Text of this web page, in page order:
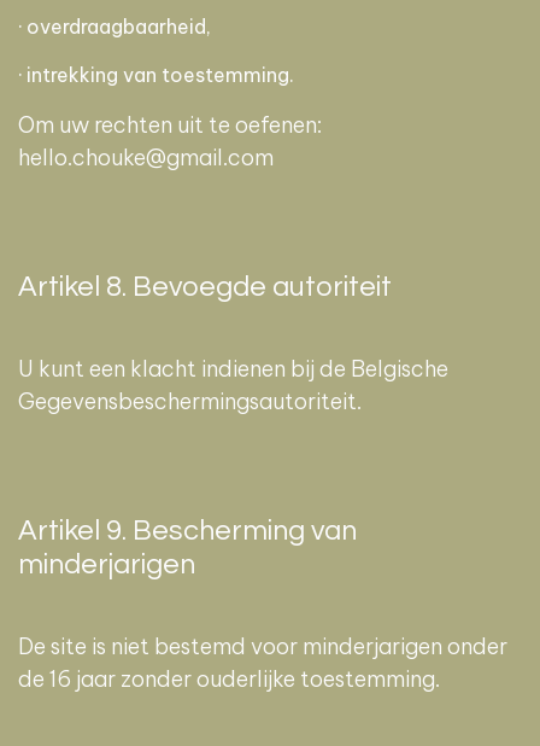
· overdraagbaarheid,
· intrekking van toestemming.
Om uw rechten uit te oefenen:
hello.chouke@gmail.com
Artikel 8. Bevoegde autoriteit
U kunt een klacht indienen bij de Belgische
Gegevensbeschermingsautoriteit.
Artikel 9. Bescherming van
minderjarigen
De site is niet bestemd voor minderjarigen onder
de 16 jaar zonder ouderlijke toestemming.